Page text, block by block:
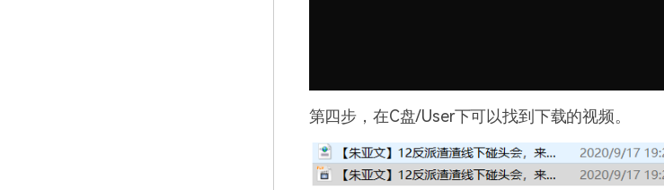
第四步，在C盘/User下可以找到下载的视频。